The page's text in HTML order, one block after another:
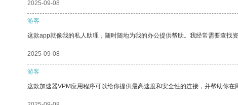
2025-09-08
游客
这款app就像我的私人助理，随时随地为我的办公提供帮助。我经常需要查找
2025-09-08
游客
这款加速器VPM应用程序可以给你提供最高速度和安全性的连接，并帮助你在